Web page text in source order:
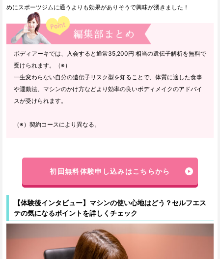
めにスポーツジムに通うよりも効果がありそうで興味が湧きました！
ボディアーキでは、入会すると通常35,200円 相当の遺伝子解析を無料で
受けられます。（※）
一生変わらない自分の遺伝子リスク型を知ることで、体質に適した食事
や運動法、マシンのかけ方などより効率の良いボディメイクのアドバイ
スが受けられます。
（※）契約コースにより異なる。
初回無料体験申し込みはこちらから
【体験後インタビュー】マシンの使い心地はどう？セルフエス
テの気になるポイントを詳しくチェック